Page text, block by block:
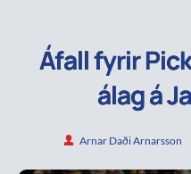
Áfall fyrir
álag á
Arnar Daði Arnarsson